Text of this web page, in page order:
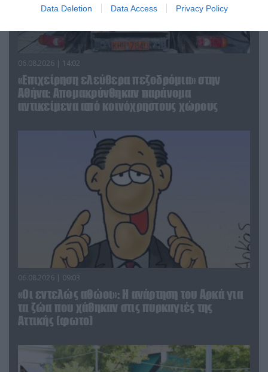
Data Deletion Data Access Privacy Policy
06.08.2026 | 14:02
«Επιχείρηση ελεύθερα πεζοδρόμια» στην
Αθήνα: Απομακρύνθηκαν παράνομα
αντικείμενα από κοινόχρηστους χώρους
06.08.2026 | 09:03
«Οι εντελώς αθώοι»: Η ανάρτηση του Αρκά για
τα ζώα που χάθηκαν στις πυρκαγιές της
Αττικής (φωτο)